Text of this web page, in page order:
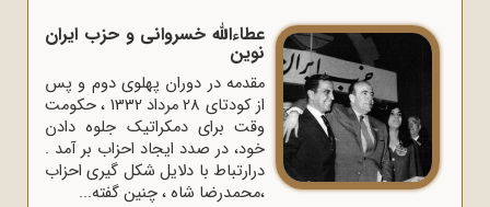
عطاءالله خسروانی و حزب ایران
نوین
مقدمه در دوران پهلوی دوم و پس
از کودتای 28 مرداد 1332 ، حکومت
وقت برای دمکراتیک جلوه دادن
خود، در صدد ایجاد احزاب بر آمد .
درارتباط با دلایل شکل گیری احزاب
،محمدرضا شاه ، چنین گفته...